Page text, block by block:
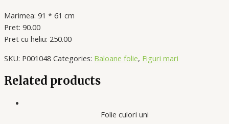
Marimea: 91 * 61 cm
Pret: 90.00
Pret cu heliu: 250.00
SKU: P001048 Categories: Baloane folie, Figuri mari
Related products
Folie culori uni